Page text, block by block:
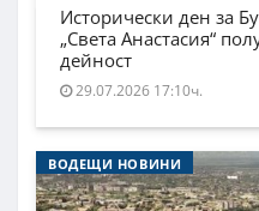
Исторически ден за
„Света Анастасия“
дейност
29.07.2026 17:10ч.
ВОДЕЩИ НОВИНИ